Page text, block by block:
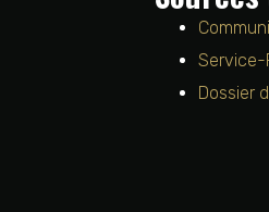
Service-
Dossier